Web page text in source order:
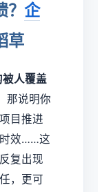
企
草
被人覆盖
那说明你
目推进
时效……这
复出现
，更可